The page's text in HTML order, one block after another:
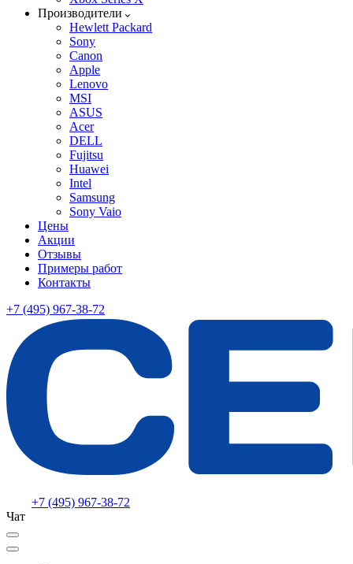
Производители
Hewlett Packard
Sony
Canon
Apple
Lenovo
MSI
ASUS
Acer
DELL
Fujitsu
Huawei
Intel
Samsung
Sony Vaio
Цены
Акции
Отзывы
Примеры работ
Контакты
+7 (495) 967-38-72
+7 (495) 967-38-72
Чат